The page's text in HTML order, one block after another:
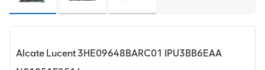
Alcate Lucent 3HE09648BARC01 IPU3BB6EAA